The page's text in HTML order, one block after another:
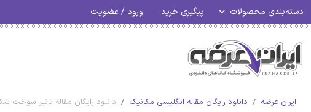
دسته‌بندی محصولات پیگیری خرید ورود / عضویت
ایران عرضه دانلود رایگان مقاله انگلیسی مکانیک دانلود رایگان مقاله تاثیر